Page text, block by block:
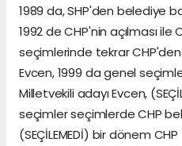
1989 da, SHP'den belediye
1992 de CHP'nin açılması
seçimlerinde tekrar
Evcen, 1999 da genel
Milletvekili adayı Evcen,
seçimler seçimlerde CHP
(SEÇİLEMEDİ) bir dönem